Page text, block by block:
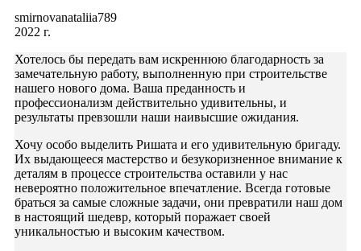
smirnovanataliia789
2022 г.
Хотелось бы передать вам искреннюю благодарность за
замечательную работу, выполненную при строительстве
нашего нового дома. Ваша преданность и
профессионализм действительно удивительны, и
результаты превзошли наши наивысшие ожидания.
Хочу особо выделить Ришата и его удивительную бригаду.
Их выдающееся мастерство и безукоризненное внимание к
деталям в процессе строительства оставили у нас
невероятно положительное впечатление. Всегда готовые
браться за самые сложные задачи, они превратили наш дом
в настоящий шедевр, который поражает своей
уникальностью и высоким качеством.